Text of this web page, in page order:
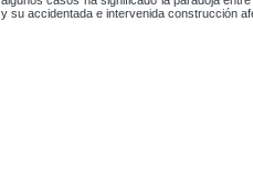
y su accidentada e intervenida construcción